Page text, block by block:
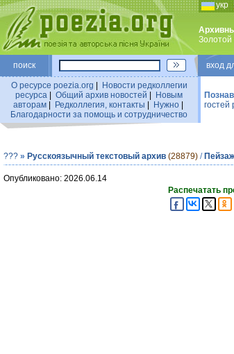
укр
поиск вход
О ресурсе poezia.org
Новости редколлегии
ресурса
Общий архив новостей
Новым
авторам| Редколлегия, контакты Нужно|
Благодарности за помощь и сотрудничество
гостей
??? » Русскоязычный текстовый архив (28879) /
Опубликовано: 2026.06.14
Распечатать